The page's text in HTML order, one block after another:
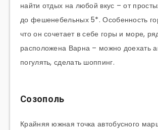
найти отдых на любой вкус – от
до фешенебельных 5*. Особенность
что он сочетает в себе горы и море,
расположена Варна – можно доехать
погулять, сделать шоппинг.
Созополь
Крайняя южная точка автобусного